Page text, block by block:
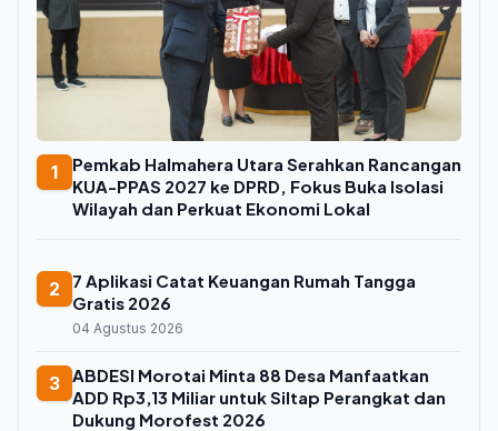
1
Pemkab Halmahera Utara Serahkan Rancangan
KUA-PPAS 2027 ke DPRD, Fokus Buka Isolasi
Wilayah dan Perkuat Ekonomi Lokal
2
7 Aplikasi Catat Keuangan Rumah Tangga
Gratis 2026
04 Agustus 2026
3 ABDESI Morotai Minta 88 Desa Manfaatkan
ADD Rp3,13 Miliar untuk Siltap Perangkat dan
Dukung Morofest 2026